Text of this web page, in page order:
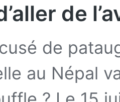
de
de
au Népal